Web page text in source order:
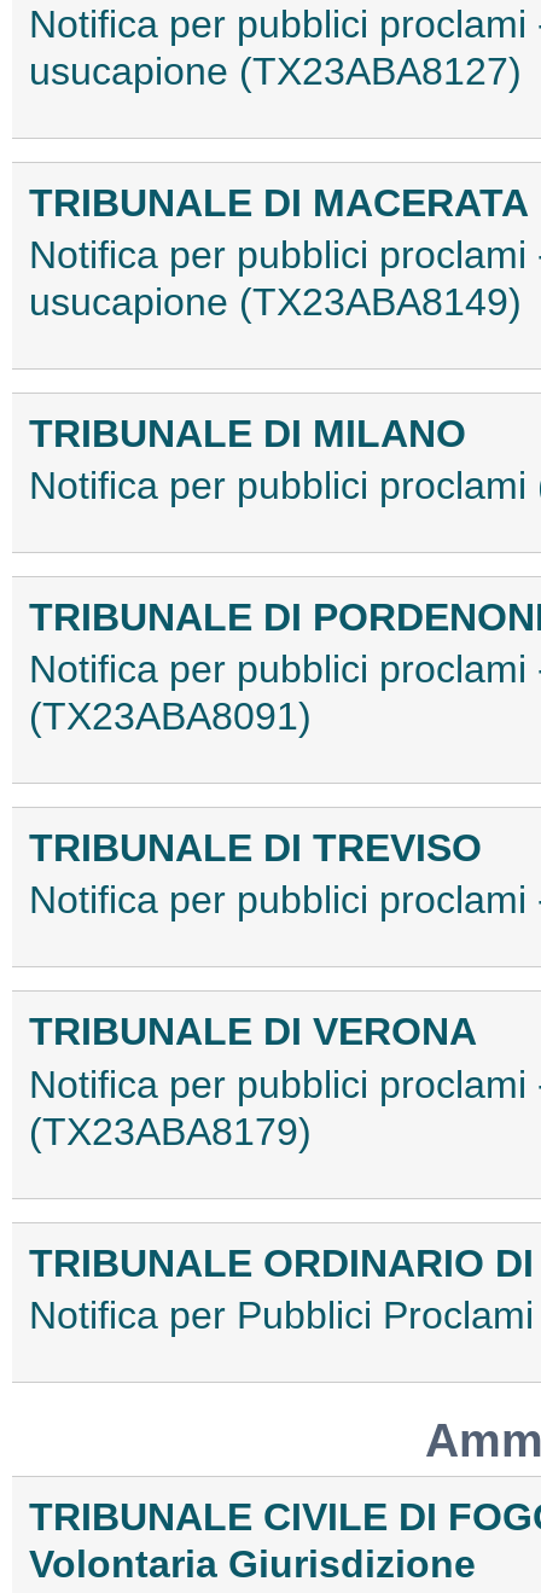
Notifica per pubblici
usucapione (TX23ABA8127)
TRIBUNALE DI MACERATA
Notifica per pubblici
usucapione (TX23ABA8149)
TRIBUNALE DI MILANO
Notifica per pubblici
TRIBUNALE DI
Notifica per pubblici
(TX23ABA8091)
TRIBUNALE DI TREVISO
Notifica per pubblici
TRIBUNALE DI VERONA
Notifica per pubblici
(TX23ABA8179)
TRIBUNALE ORDINARIO
Notifica per Pubblici
TRIBUNALE CIVILE DI
Volontaria Giurisdizione